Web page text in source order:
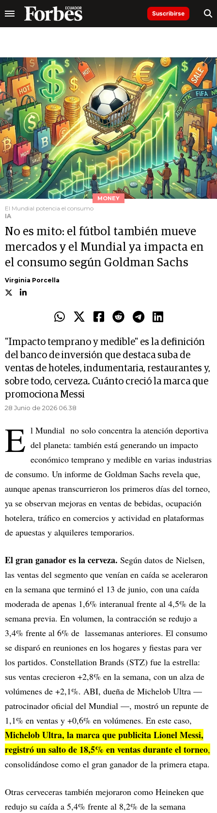
Suscribirse
MONEY
El Mundial potencia el consumo
IA
No es mito: el fútbol también mueve
mercados y el Mundial ya impacta en
el consumo según Goldman Sachs
Virginia Porcella
"Impacto temprano y medible" es la definición
del banco de inversión que destaca suba de
ventas de hoteles, indumentaria, restaurantes y,
sobre todo, cerveza. Cuánto creció la marca que
promociona Messi
28 Junio de 2026 06.38
E l Mundial no solo concentra la atención deportiva
del planeta: también está generando un impacto
económico temprano y medible en varias industrias
de consumo. Un informe de Goldman Sachs revela que,
aunque apenas transcurrieron los primeros días del torneo,
ya se observan mejoras en ventas de bebidas, ocupación
hotelera, tráfico en comercios y actividad en plataformas
de apuestas y alquileres temporarios.
El gran ganador es la cerveza. Según datos de Nielsen,
las ventas del segmento que venían en caída se aceleraron
en la semana que terminó el 13 de junio, con una caída
moderada de apenas 1,6% interanual frente al 4,5% de la
semana previa. En volumen, la contracción se redujo a
3,4% frente al 6% de lassemanas anteriores. El consumo
se disparó en reuniones en los hogares y fiestas para ver
los partidos. Constellation Brands (STZ) fue la estrella:
sus ventas crecieron +2,8% en la semana, con un alza de
volúmenes de +2,1%. ABI, dueña de Michelob Ultra —
patrocinador oficial del Mundial —, mostró un repunte de
1,1% en ventas y +0,6% en volúmenes. En este caso,
Michelob Ultra, la marca que publicita Lionel Messi,
registró un salto de 18,5% en ventas durante el torneo,
consolidándose como el gran ganador de la primera etapa.
Otras cerveceras también mejoraron como Heineken que
redujo su caída a 5,4% frente al 8,2% de la semana